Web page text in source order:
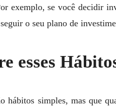
exemplo, se você decidir
o seu plano de
esses
hábitos simples, mas que